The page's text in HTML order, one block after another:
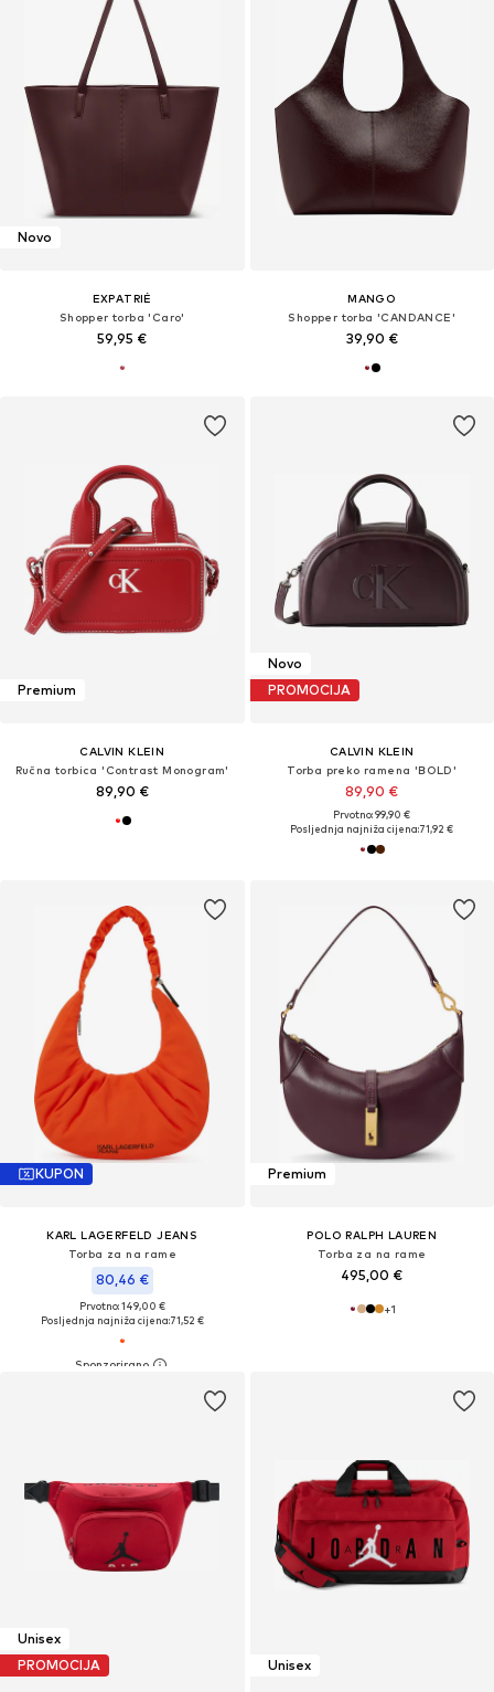
Novo
EXPATRIÉ
Shopper torba 'Caro'
59,95 €
MANGO
Shopper torba 'CANDANCE'
39,90 €
Premium
CALVIN KLEIN
Ručna torbica 'Contrast Monogram'
89,90 €
Novo
PROMOCIJA
CALVIN KLEIN
Torba preko ramena 'BOLD'
89,90 €
Prvotno: 99,90 €
Posljednja najniža cijena:71,92 €
KUPON
KARL LAGERFELD JEANS
Torba za na rame
80,46 €
Prvotno: 149,00 €
Posljednja najniža cijena:71,52 €
Premium
POLO RALPH LAUREN
Torba za na rame
495,00 €
+1
Unisex
PROMOCIJA
Unisex